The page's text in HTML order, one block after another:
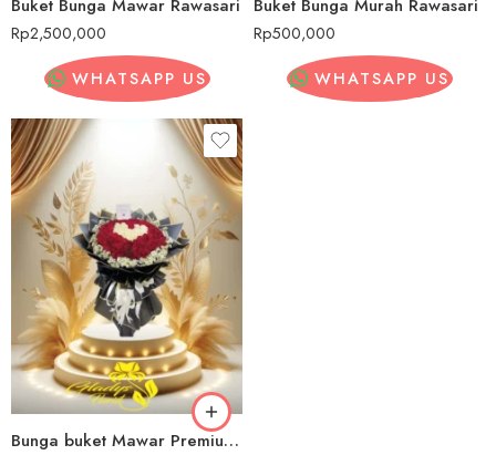
Buket Bunga Mawar Rawasari
Rp2,500,000
WHATSAPP US
Buket Bunga Murah Rawasari
Rp500,000
WHATSAPP US
Bunga buket Mawar Premium Rawasari